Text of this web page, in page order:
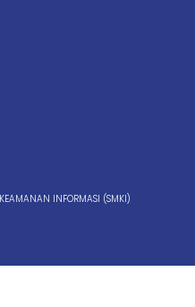
INFORMASI (SMKI)